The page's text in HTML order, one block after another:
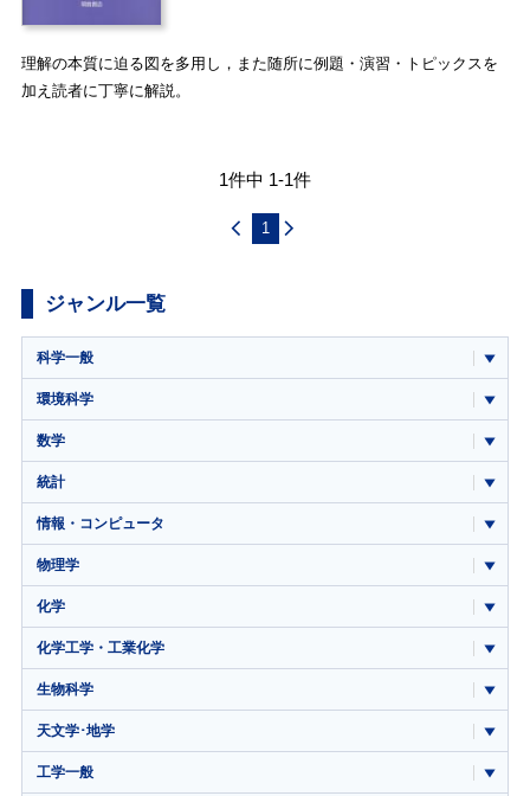
理解の本質に迫る図を多用し，また随所に例題・演習・トピックスを
加え読者に丁寧に解説。
1件中 1-1件
1
ジャンル一覧
科学一般
環境科学
数学
統計
情報・コンピュータ
物理学
化学
化学工学・工業化学
生物科学
天文学･地学
工学一般